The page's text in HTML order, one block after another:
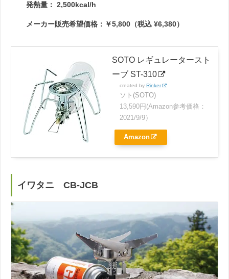
発熱量： 2,500kcal/h
メーカー販売希望価格：￥5,800（税込 ¥6,380）
SOTO レギュレータースト
ーブ ST-310
created by Rinker
ソト(SOTO)
13,590円(Amazon参考価格：
2021/9/9）
Amazon
イワタニ CB-JCB